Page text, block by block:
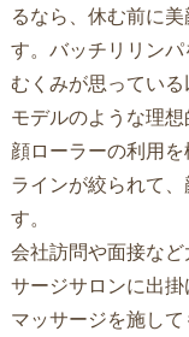
るなら、休む前に
す。バッチリリン
むくみが思っている
モデルのような理
顔ローラーの利用
ラインが絞られて
す。
会社訪問や面接な
サージサロンに出
マッサージを施し